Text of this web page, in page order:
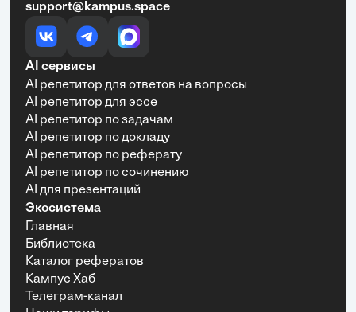
support@kampus.space
AI сервисы
AI репетитор для ответов на вопросы
AI репетитор для эссе
AI репетитор по задачам
AI репетитор по докладу
AI репетитор по реферату
AI репетитор по сочинению
AI для презентаций
Экосистема
Главная
Библиотека
Каталог рефератов
Кампус Хаб
Телеграм-канал